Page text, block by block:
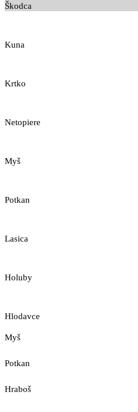
Škodca
Kuna
Krtko
Netopiere
Myš
Potkan
Lasica
Holuby
Hlodavce
Myš
Potkan
Hraboš